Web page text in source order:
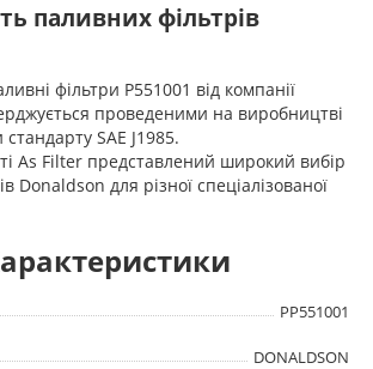
паливних фільтрів
фільтри P551001 від компанії
проведеними на виробництві
SAE J1985.
As Filter представлений широкий вибір
Donaldson для різної спеціалізованої
PP551001
DONALDSON